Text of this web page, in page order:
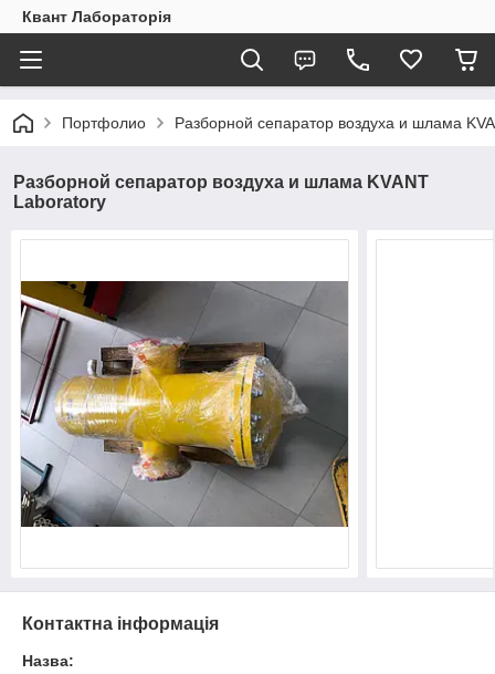
Квант Лабораторія
Портфолио Разборной сепаратор воздуха и шлама
Разборной сепаратор воздуха и шлама KVANT
Laboratory
Контактна інформація
Назва: